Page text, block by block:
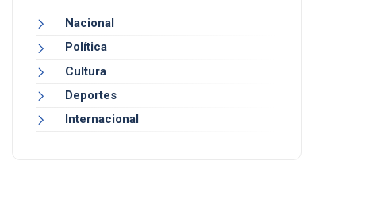
Nacional
Política
Cultura
Deportes
Internacional